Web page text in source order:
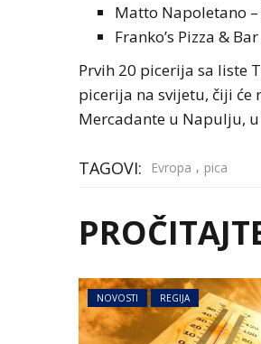
Matto Napoletano
Franko’s Pizza &
Prvih 20 picerija sa liste
picerija na svijetu, čiji
Mercadante u Napulju,
TAGOVI: Evropa , pica
NOVOSTI REGIJA